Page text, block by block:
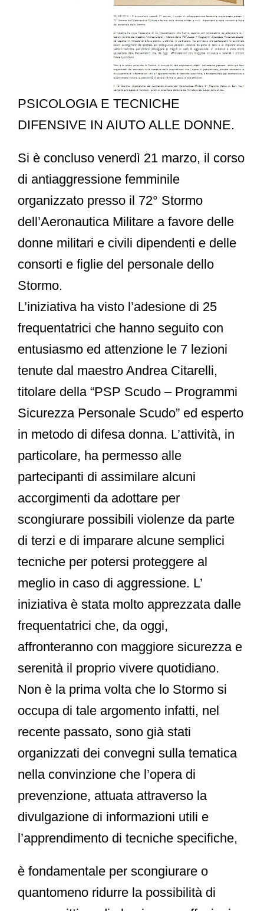
PSICOLOGIA E TECNICHE
DIFENSIVE IN AIUTO ALLE DONNE.
Si è concluso venerdì 21 marzo, il corso
di antiaggressione femminile
organizzato presso il 72° Stormo
dell’Aeronautica Militare a favore delle
donne militari e civili dipendenti e delle
consorti e figlie del personale dello
Stormo.
L’iniziativa ha visto l’adesione di 25
frequentatrici che hanno seguito con
entusiasmo ed attenzione le 7 lezioni
tenute dal maestro Andrea Citarelli,
titolare della “PSP Scudo – Programmi
Sicurezza Personale Scudo” ed esperto
in metodo di difesa donna. L’attività, in
particolare, ha permesso alle
partecipanti di assimilare alcuni
accorgimenti da adottare per
scongiurare possibili violenze da parte
di terzi e di imparare alcune semplici
tecniche per potersi proteggere al
meglio in caso di aggressione. L’
iniziativa è stata molto apprezzata dalle
frequentatrici che, da oggi,
affronteranno con maggiore sicurezza e
serenità il proprio vivere quotidiano.
Non è la prima volta che lo Stormo si
occupa di tale argomento infatti, nel
recente passato, sono già stati
organizzati dei convegni sulla tematica
nella convinzione che l’opera di
prevenzione, attuata attraverso la
divulgazione di informazioni utili e
l’apprendimento di tecniche specifiche,
è fondamentale per scongiurare o
quantomeno ridurre la possibilità di